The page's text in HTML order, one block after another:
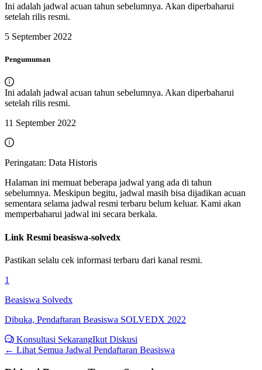
Ini adalah jadwal acuan tahun sebelumnya. Akan diperbaharui
setelah rilis resmi.
5 September 2022
Pengumuman
Ini adalah jadwal acuan tahun sebelumnya. Akan diperbaharui
setelah rilis resmi.
11 September 2022
Peringatan: Data Historis
Halaman ini memuat beberapa jadwal yang ada di tahun
sebelumnya. Meskipun begitu, jadwal masih bisa dijadikan acuan
sementara selama jadwal resmi terbaru belum keluar. Kami akan
memperbaharui jadwal ini secara berkala.
Link Resmi beasiswa-solvedx
Pastikan selalu cek informasi terbaru dari kanal resmi.
1
Beasiswa Solvedx
Dibuka, Pendaftaran Beasiswa SOLVEDX 2022
Konsultasi SekarangIkut Diskusi
← Lihat Semua Jadwal Pendaftaran Beasiswa